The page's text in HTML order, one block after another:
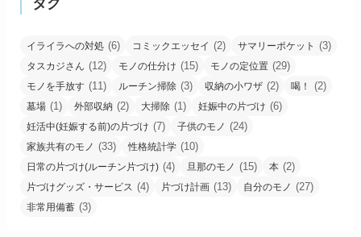
イライラへの対処 (6) コミックエッセイ (2) サマリーポケット (3)
タスカジさん (12) モノの仕分け (15) モノの定位置 (29)
モノを手放す (11) ルーチン掃除 (3) 収納の小ワザ (2) 喝！ (2)
墓場 (1) 外部収納 (2) 大掃除 (1) 妊娠中の片づけ (6)
妊活中(妊娠する前)の片づけ (7) 子供のモノ (24)
家族共有のモノ (33) 性格統計学 (10)
日常の片づけ(ルーチン片づけ) (4) 旦那のモノ (15) 本 (2)
片づけグッズ・サービス (4) 片づけ計画 (13) 自分のモノ (27)
非常用備蓄 (3)